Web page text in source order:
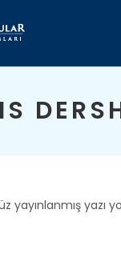
yayınlanmış yazı